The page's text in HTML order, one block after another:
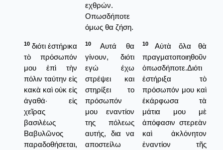
εχθρών.
Οπωσδήποτε
όμως θα ζήση.
10 διότι ἐστήρικα
τὸ πρόσωπόν
μου ἐπὶ τὴν
πόλιν ταύτην εἰς
κακὰ καὶ οὐκ εἰς
ἀγαθά· εἰς
χεῖρας
βασιλέως
Βαβυλῶνος
παραδοθήσεται,
10
Αυτά θα
γίνουν, διότι
εγώ έχω
στρέψει και
στηρίξει το
πρόσωπόν
μου εναντίον
της πόλεως
αυτής, δια να
αποστείλω
10
Αὐτὰ ὅλα θὰ
πραγματοποιηθοῦν
ὁπωσδήποτε.Διότι
ἐστήριξα τὸ
πρόσωπόν μου καὶ
ἐκάρφωσα τὰ
μάτια μου μὲ
ἀπόφασιν στερεὰν
καὶ ἀκλόνητον
ἐναντίον τῆς